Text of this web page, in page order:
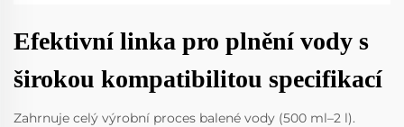
Efektivní linka pro plnění vody s
širokou kompatibilitou specifikací
Zahrnuje celý výrobní proces balené vody (500 ml–2 l).